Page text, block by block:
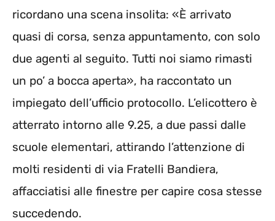
ricordano una scena insolita: «È arrivato
quasi di corsa, senza appuntamento, con solo
due agenti al seguito. Tutti noi siamo rimasti
un po’ a bocca aperta», ha raccontato un
impiegato dell’ufficio protocollo. L’elicottero è
atterrato intorno alle 9.25, a due passi dalle
scuole elementari, attirando l’attenzione di
molti residenti di via Fratelli Bandiera,
affacciatisi alle finestre per capire cosa stesse
succedendo.